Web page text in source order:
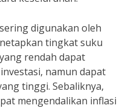
digunakan oleh
tingkat suku
rendah dapat
namun dapat
tinggi. Sebaliknya,
mengendalikan inflasi